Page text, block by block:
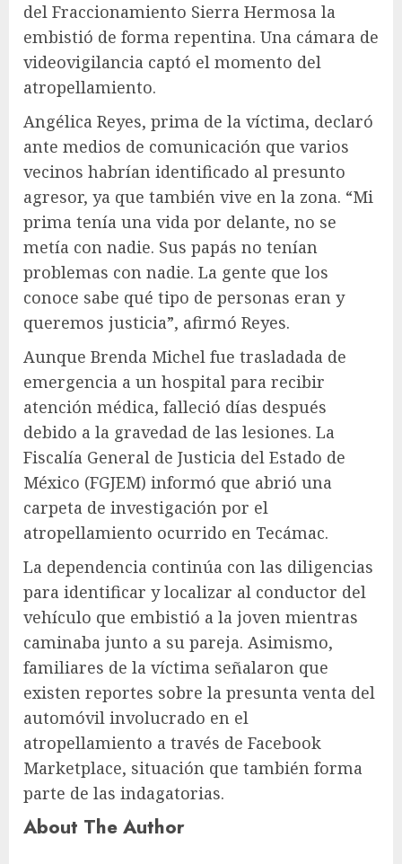
del Fraccionamiento Sierra Hermosa la
embistió de forma repentina. Una cámara de
videovigilancia captó el momento del
atropellamiento.
Angélica Reyes, prima de la víctima, declaró
ante medios de comunicación que varios
vecinos habrían identificado al presunto
agresor, ya que también vive en la zona. “Mi
prima tenía una vida por delante, no se
metía con nadie. Sus papás no tenían
problemas con nadie. La gente que los
conoce sabe qué tipo de personas eran y
queremos justicia”, afirmó Reyes.
Aunque Brenda Michel fue trasladada de
emergencia a un hospital para recibir
atención médica, falleció días después
debido a la gravedad de las lesiones. La
Fiscalía General de Justicia del Estado de
México (FGJEM) informó que abrió una
carpeta de investigación por el
atropellamiento ocurrido en Tecámac.
La dependencia continúa con las diligencias
para identificar y localizar al conductor del
vehículo que embistió a la joven mientras
caminaba junto a su pareja. Asimismo,
familiares de la víctima señalaron que
existen reportes sobre la presunta venta del
automóvil involucrado en el
atropellamiento a través de Facebook
Marketplace, situación que también forma
parte de las indagatorias.
About The Author